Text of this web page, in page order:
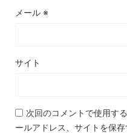
メール ※
サイト
次回のコメントで使用す
ールアドレス、サイトを保存